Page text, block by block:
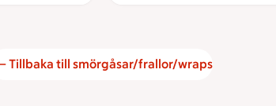
Tillbaka till smörgåsar/frallor/wraps